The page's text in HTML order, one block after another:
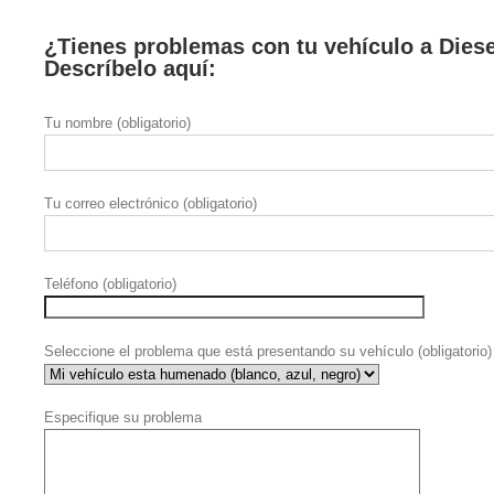
¿Tienes problemas con tu vehículo a
Descríbelo aquí:
Tu nombre (obligatorio)
Tu correo electrónico (obligatorio)
Teléfono (obligatorio)
Seleccione el problema que está presentando su vehículo (obligatorio)
Especifique su problema